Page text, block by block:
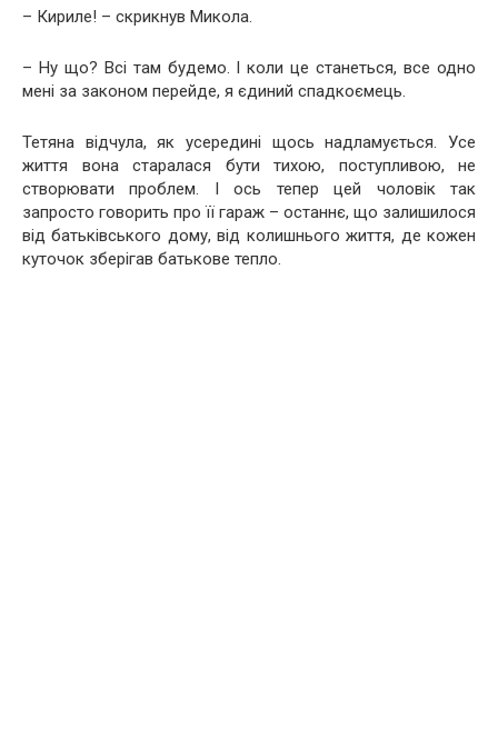
– Кириле! – скрикнув Микола.
– Ну що? Всі там будемо. І коли це станеться, все одно
мені за законом перейде, я єдиний спадкоємець.
Тетяна відчула, як усередині щось надламується. Усе
життя вона старалася бути тихою, поступливою, не
створювати проблем. І ось тепер цей чоловік так
запросто говорить про її гараж – останнє, що залишилося
від батьківського дому, від колишнього життя, де кожен
куточок зберігав батькове тепло.